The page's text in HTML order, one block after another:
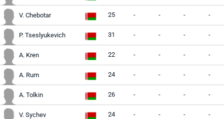
V. Chebotar 25 - - - -
P. Tseslyukevich 31 - - - -
A. Kren 22 - - - -
A. Rum 24 - - - -
A. Tolkin 26 - - - -
V. Sychev 24 - - - -